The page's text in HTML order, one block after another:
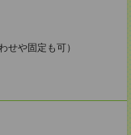
や固定も可）